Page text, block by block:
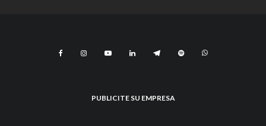
PUBLICITE SU EMPRESA